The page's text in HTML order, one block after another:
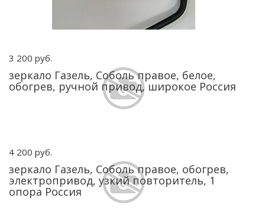
3 200 руб.
зеркало Газель, Соболь правое, белое,
обогрев, ручной привод, широкое Россия
4 200 руб.
зеркало Газель, Соболь правое, обогрев,
электропривод, узкий повторитель, 1
опора Россия